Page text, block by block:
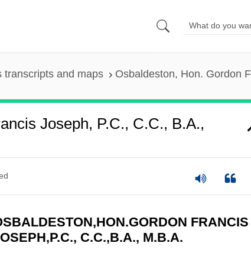
transcripts and maps Osbaldeston, Hon. Gordon
Joseph, P.C., C.C., B.A.,
FRANCIS
C.C.,B.A., M.B.A.